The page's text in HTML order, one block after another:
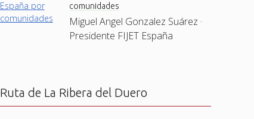
comunidades
Miguel Angel Gonzalez Suárez ·
Presidente FIJET España
Ruta de La Ribera del Duero